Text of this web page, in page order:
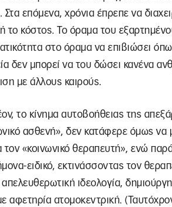
Στα επόμενα, χρόνια έπρεπε να
το κόστος. Το όραμα του
στο όραμα να επιβιώσει
δεν μπορεί να του δώσει κανένα
με άλλους καιρούς.
το κίνημα αυτοβοήθειας της
ασθενή», δεν κατάφερε όμως
τον «κοινωνικό θεραπευτή», ενώ
ειδικό, εκτινάσσοντας τον
ιδεολογία,
αφετηρία ατομοκεντρική.